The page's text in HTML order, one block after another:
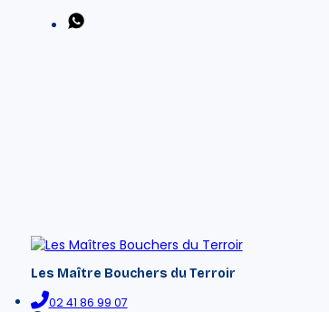
Les Maître Bouchers du Terroir
02 41 86 99 07